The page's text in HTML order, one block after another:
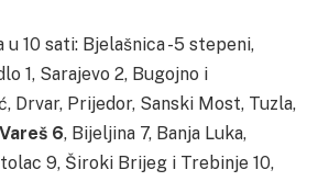
10 sati: Bjelašnica -5 stepeni,
1, Sarajevo 2, Bugojno i
Drvar, Prijedor, Sanski Most, Tuzla,
Vareš 6, Bijeljina 7, Banja Luka,
9, Široki Brijeg i Trebinje 10,